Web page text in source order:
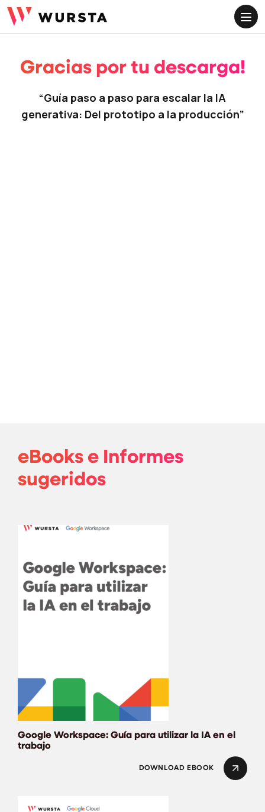
Gracias por tu descarga!
“Guía paso a paso para escalar la IA
generativa: Del prototipo a la producción”
eBooks e Informes
sugeridos
Google Workspace: Guía para utilizar la IA en el
trabajo
DOWNLOAD EBOOK